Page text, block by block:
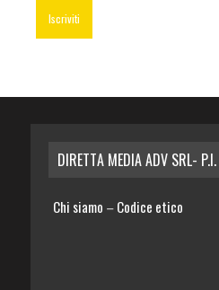
DIRETTA MEDIA ADV SRL-
Chi siamo – Codice etico